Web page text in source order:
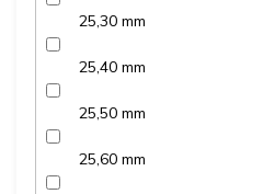
25,30 mm
25,40 mm
25,50 mm
25,60 mm